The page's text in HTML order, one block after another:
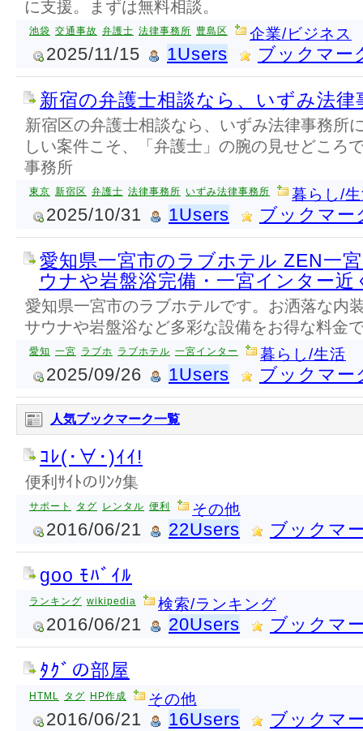
に支援。まずは無料相談。
池袋 交通事故 弁護士 法律事務所 豊島区 企業/ビジネス
2025/11/15 1Users ブックマー
新宿の弁護士相談なら、いずみ法律
新宿区の弁護士相談なら、いずみ法律事務所
しい案件こそ、「弁護士」の腕の見せどこ
事務所
東京 新宿区 弁護士 法律事務所 いずみ法律事務所 暮らし/
2025/10/31 1Users ブックマー
愛知県一宮市のラブホテル ZEN一
ウナや岩盤浴完備・一宮インター近
愛知県一宮市のラブホテルです。お洒落な内
サウナや岩盤浴など多彩な設備をお得な料金
愛知 一宮 ラブホ ラブホテル 一宮インター 暮らし/生活
2025/09/26 1Users ブックマー
人気ブックマーク一覧
ｺﾚ(･∀･)ｲｲ!
便利ｻｲﾄのﾘﾝｸ集
サポート タグ レンタル 便利 その他
2016/06/21 22Users ブックマ
goo ﾓﾊﾞｲﾙ
ランキング wikipedia 検索/ランキング
2016/06/21 20Users ブックマ
ﾀｸﾞの部屋
HTML タグ HP作成 その他
2016/06/21 16Users ブックマ